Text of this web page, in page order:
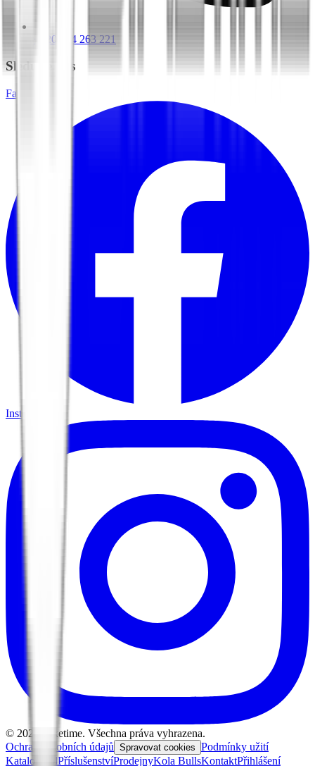
+420 604 263 221
Sledujte nás
Facebook
Instagram
© 2026
Biketime. Všechna práva vyhrazena.
Ochrana osobních údajů Spravovat cookies Podmínky užití
Katalog kolPříslušenstvíProdejnyKola BullsKontaktPřihlášení